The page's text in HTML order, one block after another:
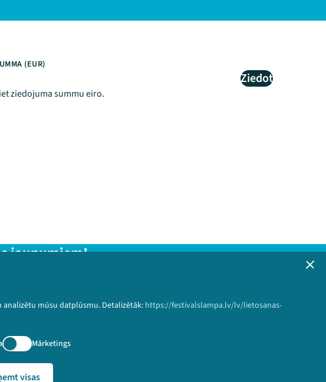
mūsu datplūsmu. Detalizētāk: https://festivalslampa.lv/lv/lietosanas-
Mārketings
visas
(EUR)
Ziedot
ziedojuma summu eiro.
jaunumiem!
aktuālāko informāciju!
Pieteikties